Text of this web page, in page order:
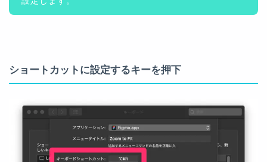
ショートカットに設定するキーを押下